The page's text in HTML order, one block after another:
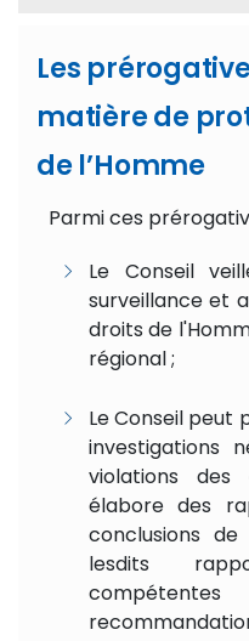
Les
matière de
de l’Homme
Parmi ces
Le Conseil
surveillance et
droits de
régional ;
Le Conseil peut
investigations
violations
élabore des
conclusions
lesdits